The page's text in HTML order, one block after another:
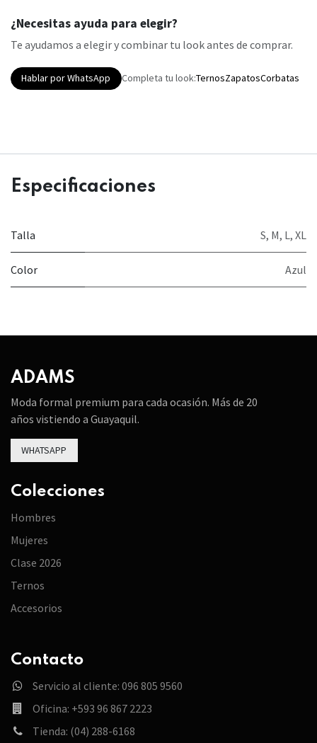
¿Necesitas ayuda para elegir?
Te ayudamos a elegir y combinar tu look antes de comprar.
Hablar por WhatsApp Completa tu look:TernosZapatosCorbatas
Especificaciones
Talla S, M, L, XL
Color Azul
ADAMS
Moda formal premium para cada ocasión. Más de 20
años vistiendo a Guayaquil.
WHATSAPP
Colecciones
Hombres
Mujeres
Clase 2026
Ternos
Accesorios
Contacto
Servicio al cliente: 096 805 9560
Oficina: +593 96 867 2223
Tienda: (04) 288-6168